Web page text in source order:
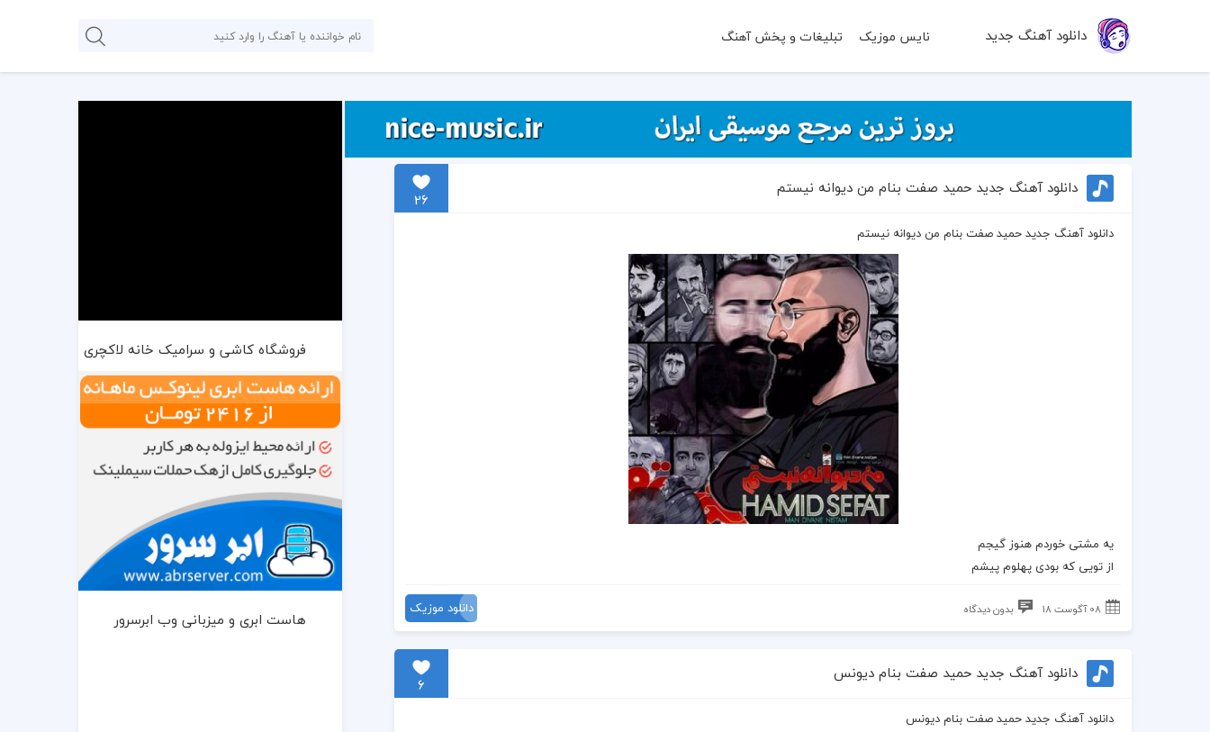
دانلود آهنگ جدید نایس موزیک تبلیغات و پخش آهنگ
دانلود آهنگ جدید حمید صفت بنام من دیوانه نیستم
26
دانلود آهنگ جدید حمید صفت بنام من دیوانه نیستم
یه مشتی خوردم هنوز گیجم
از تویی که بودی پهلوم پیشم
08 آگوست 18 بدون دیدگاه دانلود موزیک
دانلود آهنگ جدید حمید صفت بنام دیونس
6
دانلود آهنگ جدید حمید صفت بنام دیونس
فروشگاه کاشی و سرامیک خانه لاکچری
هاست ابری و میزبانی وب ابرسرور